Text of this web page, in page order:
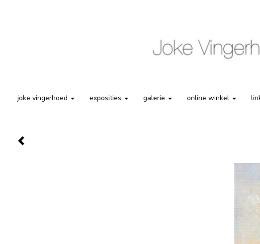
joke vingerhoed exposities galerie online winkel